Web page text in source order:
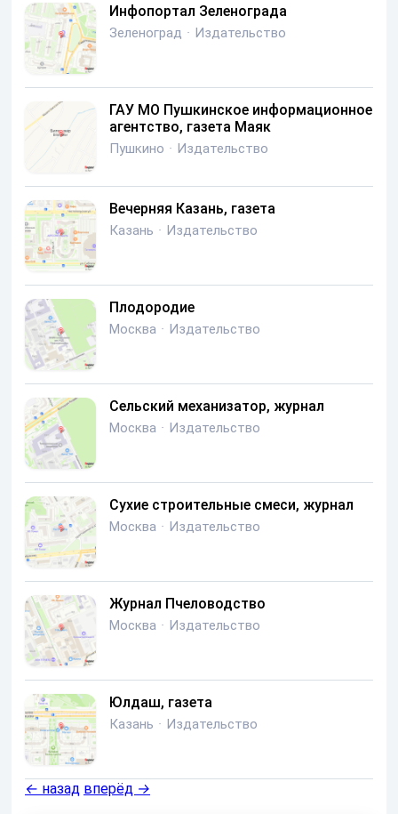
Инфопортал Зеленограда
Зеленоград · Издательство
ГАУ МО Пушкинское информационное
агентство, газета Маяк
Пушкино · Издательство
Вечерняя Казань, газета
Казань · Издательство
Плодородие
Москва · Издательство
Сельский механизатор, журнал
Москва · Издательство
Сухие строительные смеси, журнал
Москва · Издательство
Журнал Пчеловодство
Москва · Издательство
Юлдаш, газета
Казань · Издательство
← назад вперёд →